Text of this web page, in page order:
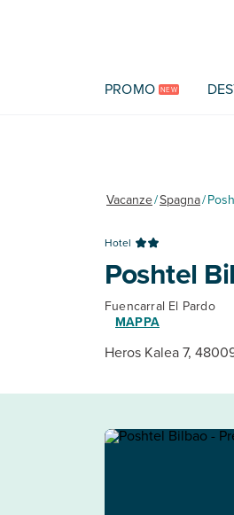
PROMO NEW
Vacanze/Spagna/
Hotel
Poshtel
Fuencarral El Pardo
MAPPA
Heros Kalea 7,